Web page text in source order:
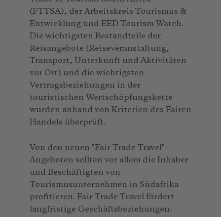
(FTTSA), der Arbeitskreis Tourismus &
Entwicklung und EED Tourism Watch.
Die wichtigsten Bestandteile der
Reisangebote (Reiseveranstaltung,
Transport, Unterkunft und Aktivitäten
vor Ort) und die wichtigsten
Vertragsbeziehungen in der
touristischen Wertschöpfungskette
wurden anhand von Kriterien des Fairen
Handels überprüft.
Von den neuen "Fair Trade Travel"-
Angeboten sollten vor allem die Inhaber
und Be­schäftigten von
Tourismusunternehmen in Südafrika
profitieren. Fair Trade Travel fördert
langfristige Geschäftsbeziehungen.